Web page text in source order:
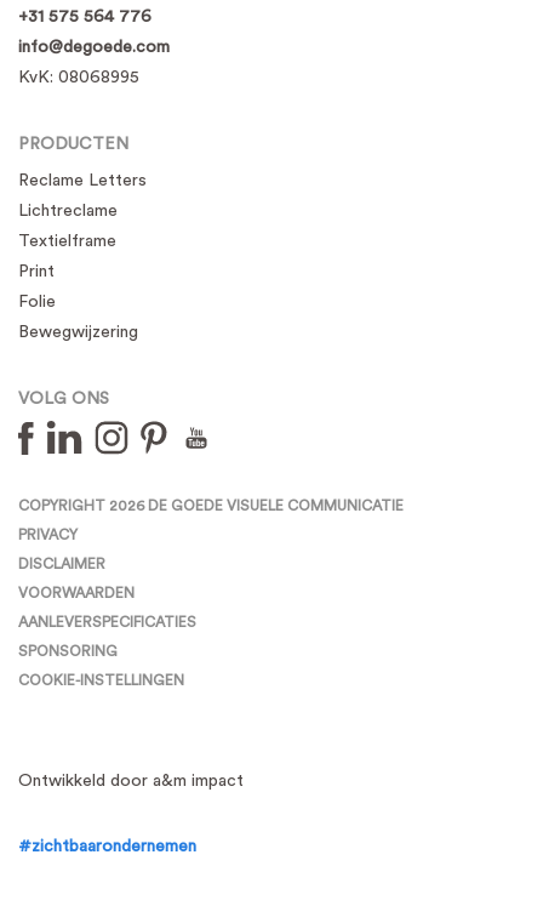
+31 575 564 776
info@degoede.com
KvK: 08068995
PRODUCTEN
Reclame Letters
Lichtreclame
Textielframe
Print
Folie
Bewegwijzering
VOLG ONS
COPYRIGHT 2026 DE GOEDE VISUELE COMMUNICATIE
PRIVACY
DISCLAIMER
VOORWAARDEN
AANLEVERSPECIFICATIES
SPONSORING
COOKIE-INSTELLINGEN
Ontwikkeld door a&m impact
#zichtbaarondernemen